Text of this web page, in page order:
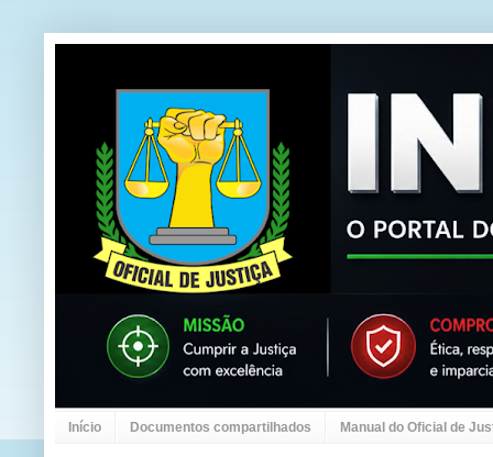
Início Documentos compartilhados Manual do Oficial de